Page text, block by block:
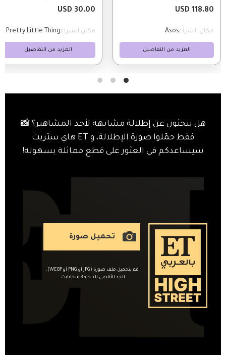
118.80 USD
مكان الشراءAsos
المزيد من التفاصيل
30.00 USD
مكان الشراءPretty Little Thing
المزيد من التفاصيل
هل تبحثون عن إطلالة مشابهة لأحد المشاهير؟ 📸
فقط حمّلوا صورة الإطلالة، و ET هاي ستريت
سيساعدكم في العثور على قطع مماثلة بسهولة!
تحميل صورة
قم بتحميل ملف صورة (JPG أو PNG أو WEBP).
الحد الأقصى للحجم: 3 ميجابايت.